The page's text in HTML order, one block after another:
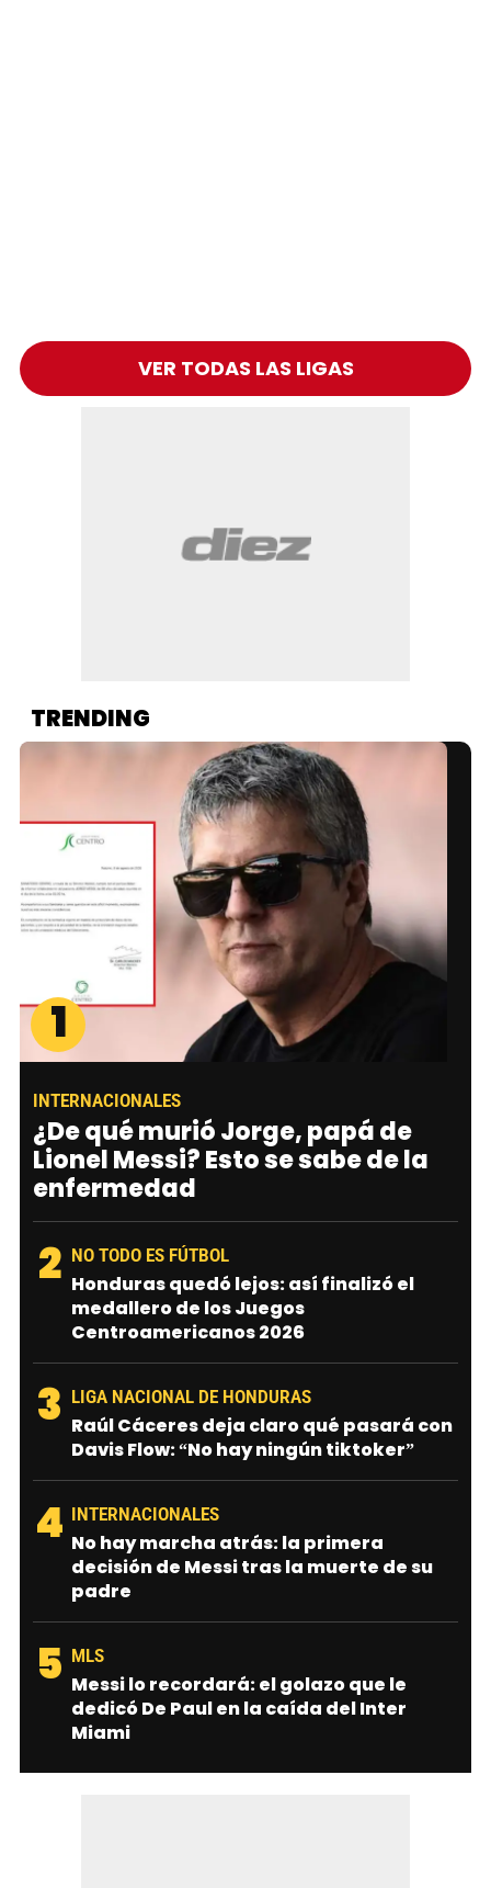
VER TODAS LAS LIGAS
TRENDING
1
INTERNACIONALES
¿De qué murió Jorge, papá de
Lionel Messi? Esto se sabe de la
enfermedad
2 NO TODO ES FÚTBOL
Honduras quedó lejos: así finalizó el
medallero de los Juegos
Centroamericanos 2026
3 LIGA NACIONAL DE HONDURAS
Raúl Cáceres deja claro qué pasará con
Davis Flow: “No hay ningún tiktoker”
4 INTERNACIONALES
No hay marcha atrás: la primera
decisión de Messi tras la muerte de su
padre
5 MLS
Messi lo recordará: el golazo que le
dedicó De Paul en la caída del Inter
Miami